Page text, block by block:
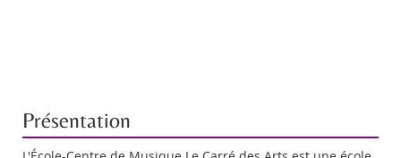
Présentation